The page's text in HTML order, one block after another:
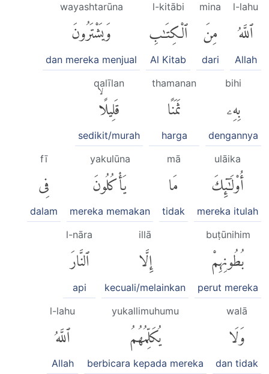
l-lahu
ٱللَّهُ
Allah
mina
مِنَ
dari
l-kitābi
ٱلْكِتَٰبِ
Al Kitab
wayashtarūna
وَيَشْتَرُونَ
dan mereka menjual
bihi
بِهِۦ
dengannya
thamanan
ثَمَنًا
harga
qalīlan
قَلِيلًاۙ
sedikit/murah
ulāika
أُو۟لَٰٓئِكَ
mereka itulah
mā
مَا
tidak
yakulūna
يَأْكُلُونَ
mereka memakan
fī
فِى
dalam
buṭūnihim
بُطُونِهِمْ
perut mereka
illā
إِلَّا
kecuali/melainkan
l-nāra
ٱلنَّارَ
api
walā
وَلَا
dan tidak
yukallimuhumu
يُكَلِّمُهُمُ
berbicara kepada mereka
l-lahu
ٱللَّهُ
Allah